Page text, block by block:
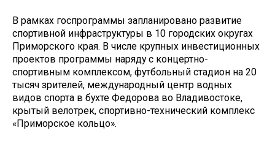
В рамках госпрограммы запланировано развитие
спортивной инфраструктуры в 10 городских округах
Приморского края. В числе крупных инвестиционных
проектов программы наряду с концертно-
спортивным комплексом, футбольный стадион на 20
тысяч зрителей, международный центр водных
видов спорта в бухте Федорова во Владивостоке,
крытый велотрек, спортивно-технический комплекс
«Приморское кольцо».